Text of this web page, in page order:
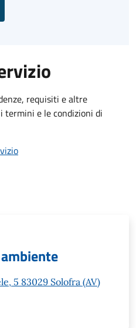
requisiti e altre
e le condizioni di
5 83029 Solofra (AV)